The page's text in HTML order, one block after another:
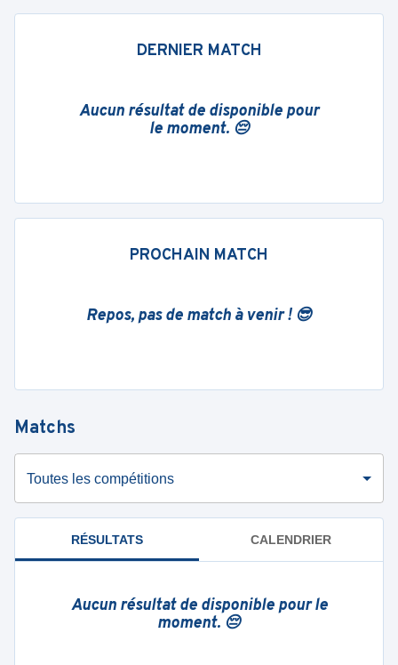
DERNIER MATCH
Aucun résultat de disponible pour
le moment. 😔
PROCHAIN MATCH
Repos, pas de match à venir ! 😎
Matchs
Toutes les compétitions
RÉSULTATS CALENDRIER
Aucun résultat de disponible pour le
moment. 😔